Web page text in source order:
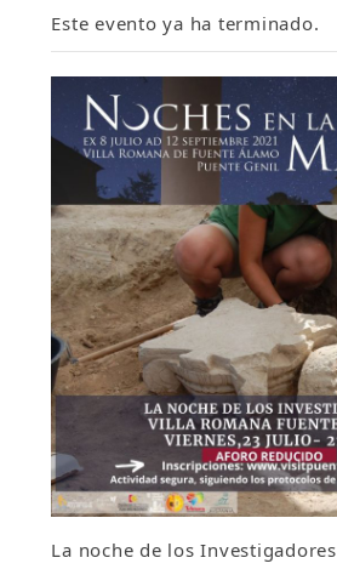
Este evento ya ha terminado.
La noche de los Investigadores